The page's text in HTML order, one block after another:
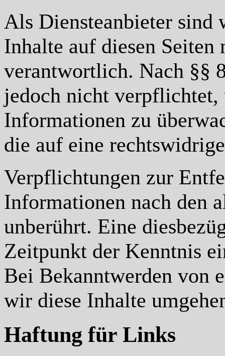
Als Diensteanbieter sind
Inhalte auf diesen Seiten
verantwortlich. Nach §§
jedoch nicht verpflichtet,
Informationen zu
die auf eine
Verpflichtungen zur
Informationen nach den
unberührt. Eine
Zeitpunkt der Kenntnis
Bei Bekanntwerden von
wir diese Inhalte
Haftung für Links